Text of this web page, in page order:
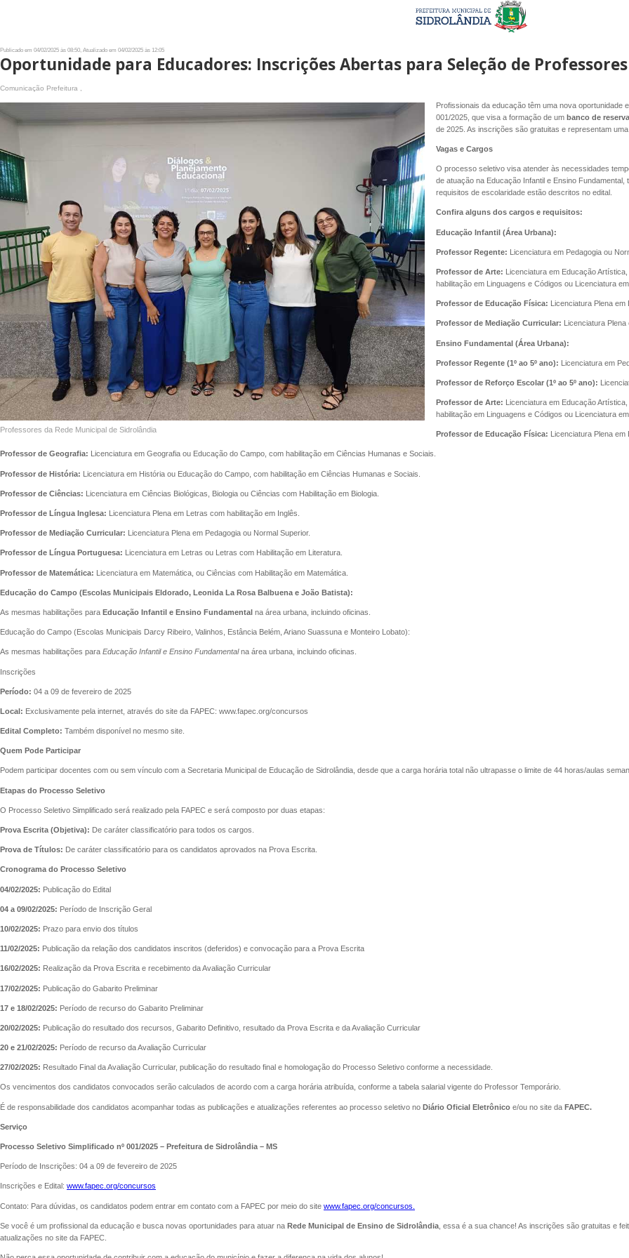
Publicado em 04/02/2025 às 08:50, Atualizado em 04/02/2025 às 12:05
Oportunidade para Educadores: Inscrições Abertas para Seleção de
Comunicação Prefeitura ,
Professores da Rede Municipal de Sidrolândia
Profissionais da educação têm uma nova oportunidade
001/2025, que visa a formação de umbanco de
de 2025. As inscrições são gratuitas e representam
Vagas e Cargos
O processo seletivo visa atender às necessidades
de atuação na Educação Infantil e Ensino
requisitos de escolaridade estão descritos no edital.
Confira alguns dos cargos e requisitos:
Educação Infantil (Área Urbana):
Professor Regente: Licenciatura em Pedagogia ou
Professor de Arte: Licenciatura em Educação
habilitação em Linguagens e Códigos ou Licenciatura
Professor de Educação Física: Licenciatura Plena
Professor de Mediação Curricular: Licenciatura
Ensino Fundamental (Área Urbana):
Professor Regente (1º ao 5º ano): Licenciatura em
Professor de Reforço Escolar (1º ao 5º ano):
Professor de Arte: Licenciatura em Educação
habilitação em Linguagens e Códigos ou Licenciatura
Professor de Educação Física: Licenciatura Plena
Professor de Geografia: Licenciatura em Geografia ou Educação do Campo, com habilitação em Ciências Humanas e Sociais.
Professor de História: Licenciatura em História ou Educação do Campo, com habilitação em Ciências Humanas e Sociais.
Professor de Ciências: Licenciatura em Ciências Biológicas, Biologia ou Ciências com Habilitação em Biologia.
Professor de Língua Inglesa: Licenciatura Plena em Letras com habilitação em Inglês.
Professor de Mediação Curricular: Licenciatura Plena em Pedagogia ou Normal Superior.
Professor de Língua Portuguesa: Licenciatura em Letras ou Letras com Habilitação em Literatura.
Professor de Matemática: Licenciatura em Matemática, ou Ciências com Habilitação em Matemática.
Educação do Campo (Escolas Municipais Eldorado, Leonida La Rosa Balbuena e João Batista):
As mesmas habilitações para Educação Infantil e Ensino Fundamental na área urbana, incluindo oficinas.
Educação do Campo (Escolas Municipais Darcy Ribeiro, Valinhos, Estância Belém, Ariano Suassuna e Monteiro Lobato):
As mesmas habilitações para Educação Infantil e Ensino Fundamentalna área urbana, incluindo oficinas.
Inscrições
Período: 04 a 09 de fevereiro de 2025
Local: Exclusivamente pela internet, através do site da FAPEC: www.fapec.org/concursos
Edital Completo: Também disponível no mesmo site.
Quem Pode Participar
Podem participar docentes com ou sem vínculo com a Secretaria Municipal de Educação de Sidrolândia, desde que a carga horária total não ultrapasse o limite de 44 horas/aulas
Etapas do Processo Seletivo
O Processo Seletivo Simplificado será realizado pela FAPEC e será composto por duas etapas:
Prova Escrita (Objetiva): De caráter classificatório para todos os cargos.
Prova de Títulos: De caráter classificatório para os candidatos aprovados na Prova Escrita.
Cronograma do Processo Seletivo
04/02/2025: Publicação do Edital
04 a 09/02/2025: Período de Inscrição Geral
10/02/2025: Prazo para envio dos títulos
11/02/2025: Publicação da relação dos candidatos inscritos (deferidos) e convocação para a Prova Escrita
16/02/2025: Realização da Prova Escrita e recebimento da Avaliação Curricular
17/02/2025: Publicação do Gabarito Preliminar
17 e 18/02/2025: Período de recurso do Gabarito Preliminar
20/02/2025: Publicação do resultado dos recursos, Gabarito Definitivo, resultado da Prova Escrita e da Avaliação Curricular
20 e 21/02/2025: Período de recurso da Avaliação Curricular
27/02/2025: Resultado Final da Avaliação Curricular, publicação do resultado final e homologação do Processo Seletivo conforme a necessidade.
Os vencimentos dos candidatos convocados serão calculados de acordo com a carga horária atribuída, conforme a tabela salarial vigente do Professor Temporário.
É de responsabilidade dos candidatos acompanhar todas as publicações e atualizações referentes ao processo seletivo no Diário Oficial Eletrônico e/ou no site da FAPEC.
Serviço
Processo Seletivo Simplificado nº 001/2025 – Prefeitura de Sidrolândia – MS
Período de Inscrições: 04 a 09 de fevereiro de 2025
Inscrições e Edital: www.fapec.org/concursos
Contato: Para dúvidas, os candidatos podem entrar em contato com a FAPEC por meio do site www.fapec.org/concursos.
Se você é um profissional da educação e busca novas oportunidades para atuar na Rede Municipal de Ensino de Sidrolândia , essa é a sua chance! As inscrições são gratuitas e
atualizações no site da FAPEC.